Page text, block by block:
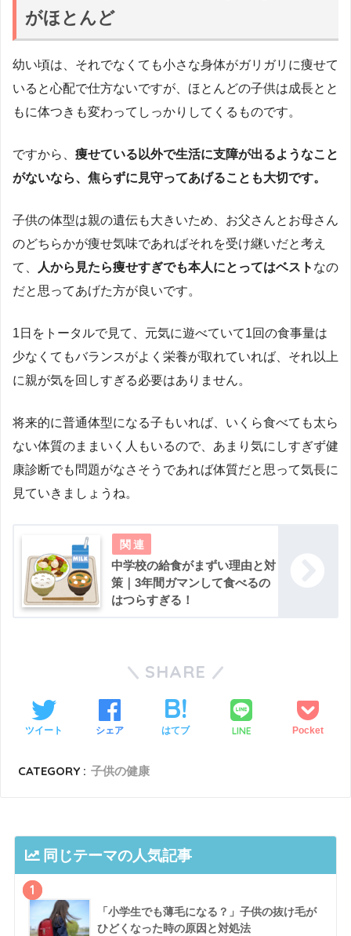
がほとんど
幼い頃は、それでなくても小さな身体がガリガリに痩せて
いると心配で仕方ないですが、ほとんどの子供は成長とと
もに体つきも変わってしっかりしてくるものです。
ですから、 痩せている以外で生活に支障が出るようなこと
がないなら、焦らずに見守ってあげることも大切です。
子供の体型は親の遺伝も大きいため、お父さんとお母さん
のどちらかが痩せ気味であればそれを受け継いだと考え
て、
人から見たら痩せすぎでも本人にとってはベスト なの
だと思ってあげた方が良いです。
1日をトータルで見て、元気に遊べていて1回の食事量は
少なくてもバランスがよく栄養が取れていれば、それ以上
に親が気を回しすぎる必要はありません。
将来的に普通体型になる子もいれば、いくら食べても太ら
ない体質のままいく人もいるので、あまり気にしすぎず健
康診断でも問題がなさそうであれば体質だと思って気長に
見ていきましょうね。
中学校の給食がまずい理由と対
策｜3年間ガマンして食べるの
はつらすぎる！
SHARE
ツイート シェア はてブ LINE Pocket
CATEGORY : 子供の健康
同じテーマの人気記事
1
「小学生でも薄毛になる？」子供の抜け毛が
ひどくなった時の原因と対処法